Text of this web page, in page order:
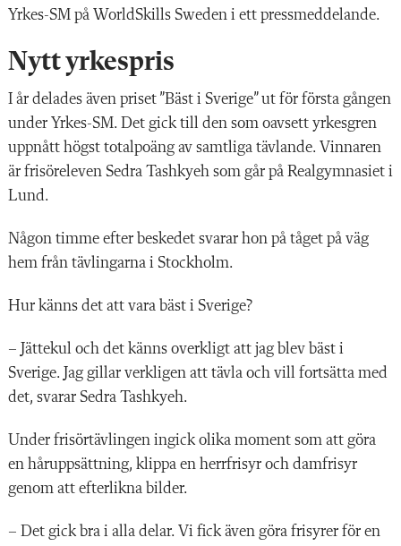
Yrkes-SM på WorldSkills Sweden i ett pressmeddelande.
Nytt yrkespris
I år delades även priset ”Bäst i Sverige” ut för första gången
under Yrkes-SM. Det gick till den som oavsett yrkesgren
uppnått högst totalpoäng av samtliga tävlande. Vinnaren
är frisöreleven Sedra Tashkyeh som går på Realgymnasiet i
Lund.
Någon timme efter beskedet svarar hon på tåget på väg
hem från tävlingarna i Stockholm.
Hur känns det att vara bäst i Sverige?
– Jättekul och det känns overkligt att jag blev bäst i
Sverige. Jag gillar verkligen att tävla och vill fortsätta med
det, svarar Sedra Tashkyeh.
Under frisörtävlingen ingick olika moment som att göra
en håruppsättning, klippa en herrfrisyr och damfrisyr
genom att efterlikna bilder.
– Det gick bra i alla delar. Vi fick även göra frisyrer för en